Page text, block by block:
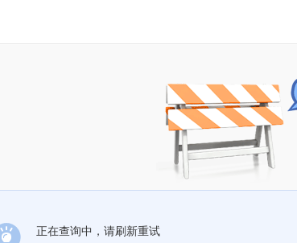
正在查询中，请刷新重试